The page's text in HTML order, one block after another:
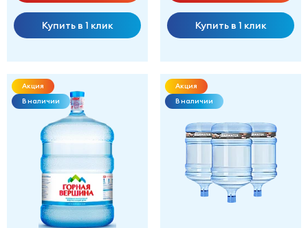
Купить в 1 клик Купить в 1 клик
Акция
В наличии
Акция
В наличии